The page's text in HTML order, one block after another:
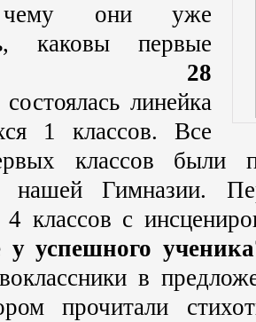
чему они уже
каковы первые
28
состоялась линейка
1 классов. Все
классов были
нашей Гимназии.
4 классов с
у успешного
в
прочитали